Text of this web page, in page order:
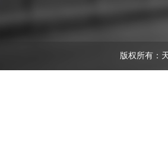
版权所有